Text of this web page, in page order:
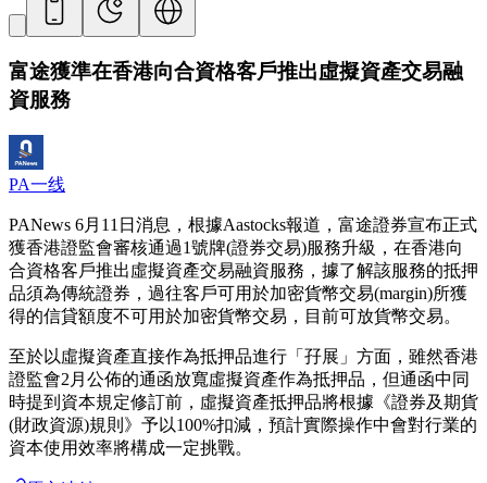
富途獲準在香港向合資格客戶推出虛擬資產交易融
資服務
PA一线
PANews 6月11日消息，根據Aastocks報道，富途證券宣布正式
獲香港證監會審核通過1號牌(證券交易)服務升級，在香港向
合資格客戶推出虛擬資產交易融資服務，據了解該服務的抵押
品須為傳統證券，過往客戶可用於加密貨幣交易(margin)所獲
得的信貸額度不可用於加密貨幣交易，目前可放貨幣交易。
至於以虛擬資產直接作為抵押品進行「孖展」方面，雖然香港
證監會2月公佈的通函放寬虛擬資產作為抵押品，但通函中同
時提到資本規定修訂前，虛擬資產抵押品將根據《證券及期貨
(財政資源)規則》予以100%扣減，預計實際操作中會對行業的
資本使用效率將構成一定挑戰。